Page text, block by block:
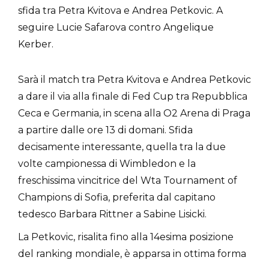
sfida tra Petra Kvitova e Andrea Petkovic. A
seguire Lucie Safarova contro Angelique
Kerber.
Sarà il match tra Petra Kvitova e Andrea Petkovic
a dare il via alla finale di Fed Cup tra Repubblica
Ceca e Germania, in scena alla O2 Arena di Praga
a partire dalle ore 13 di domani. Sfida
decisamente interessante, quella tra la due
volte campionessa di Wimbledon e la
freschissima vincitrice del Wta Tournament of
Champions di Sofia, preferita dal capitano
tedesco Barbara Rittner a Sabine Lisicki.
La Petkovic, risalita fino alla 14esima posizione
del ranking mondiale, è apparsa in ottima forma